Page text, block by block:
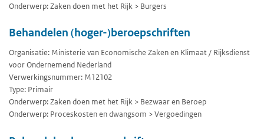
Onderwerp: Zaken doen met het Rijk > Burgers
Behandelen (hoger-)beroepschriften
Organisatie: Ministerie van Economische Zaken en Klimaat / Rijksdienst
voor Ondernemend Nederland
Verwerkingsnummer: M12102
Type: Primair
Onderwerp: Zaken doen met het Rijk > Bezwaar en Beroep
Onderwerp: Proceskosten en dwangsom > Vergoedingen